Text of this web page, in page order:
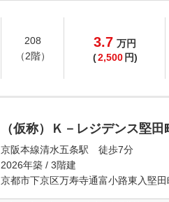
208
（2階）
3.7 万円
(2,500 円)
（仮称）Ｋ－レジデンス堅田
京阪本線清水五条駅 徒歩7分
2026年築 / 3階建
京都市下京区万寿寺通富小路東入堅田